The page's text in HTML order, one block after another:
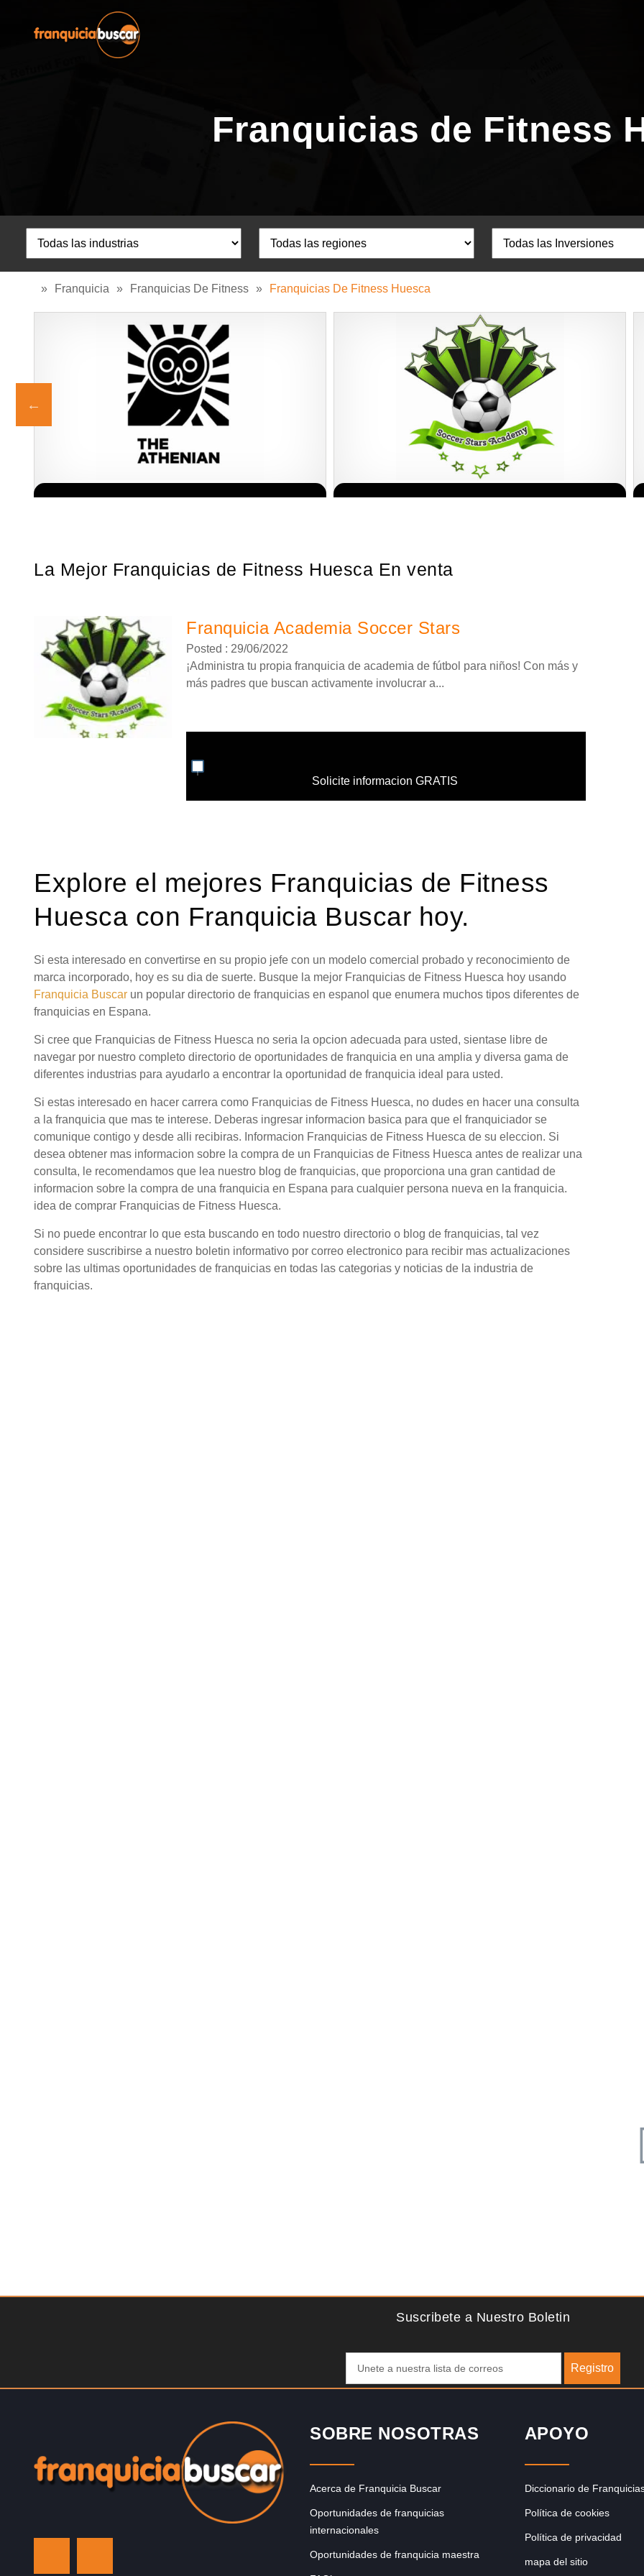
Franquicias de Fitness
» Franquicia » Franquicias De Fitness » Franquicias De Fitness Huesca
La Mejor Franquicias de Fitness Huesca En venta
Franquicia Academia Soccer Stars
Posted : 29/06/2022
¡Administra tu propia franquicia de academia de fútbol para niños! Con más y
más padres que buscan activamente involucrar a...
Solicite informacion GRATIS
Explore el mejores Franquicias de Fitness
Huesca con Franquicia Buscar hoy.
Si esta interesado en convertirse en su propio jefe con un modelo comercial probado y reconocimiento de
marca incorporado, hoy es su dia de suerte. Busque la mejor Franquicias de Fitness Huesca hoy usando
Franquicia Buscar un popular directorio de franquicias en espanol que enumera muchos tipos diferentes de
franquicias en Espana.
Si cree que Franquicias de Fitness Huesca no seria la opcion adecuada para usted, sientase libre de
navegar por nuestro completo directorio de oportunidades de franquicia en una amplia y diversa gama de
diferentes industrias para ayudarlo a encontrar la oportunidad de franquicia ideal para usted.
Si estas interesado en hacer carrera como Franquicias de Fitness Huesca, no dudes en hacer una consulta
a la franquicia que mas te interese. Deberas ingresar informacion basica para que el franquiciador se
comunique contigo y desde alli recibiras. Informacion Franquicias de Fitness Huesca de su eleccion. Si
desea obtener mas informacion sobre la compra de un Franquicias de Fitness Huesca antes de realizar una
consulta, le recomendamos que lea nuestro blog de franquicias, que proporciona una gran cantidad de
informacion sobre la compra de una franquicia en Espana para cualquier persona nueva en la franquicia.
idea de comprar Franquicias de Fitness Huesca.
Si no puede encontrar lo que esta buscando en todo nuestro directorio o blog de franquicias, tal vez
considere suscribirse a nuestro boletin informativo por correo electronico para recibir mas actualizaciones
sobre las ultimas oportunidades de franquicias en todas las categorias y noticias de la industria de
franquicias.
Reino…
efectivo…
Suscribete a Nuestro Boletin
Registro
SOBRE NOSOTRAS
Acerca de Franquicia Buscar
Oportunidades de franquicias
internacionales
Oportunidades de franquicia maestra
APOYO
Diccionario de
Política de cookies
Política de privacidad
mapa del sitio